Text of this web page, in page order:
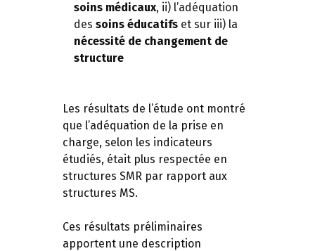
soins médicaux, ii) l’adéquation
des soins éducatifs et sur iii) la
nécessité de changement de
structure
Les résultats de l’étude ont montré
que l’adéquation de la prise en
charge, selon les indicateurs
étudiés, était plus respectée en
structures SMR par rapport aux
structures MS.
Ces résultats préliminaires
apportent une description